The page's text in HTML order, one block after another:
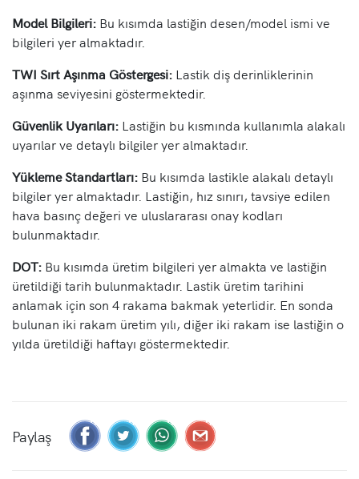
Model Bilgileri: Bu kısımda lastiğin desen/model ismi ve
bilgileri yer almaktadır.
TWI Sırt Aşınma Göstergesi: Lastik diş derinliklerinin
aşınma seviyesini göstermektedir.
Güvenlik Uyarıları: Lastiğin bu kısmında kullanımla alakalı
uyarılar ve detaylı bilgiler yer almaktadır.
Yükleme Standartları: Bu kısımda lastikle alakalı detaylı
bilgiler yer almaktadır. Lastiğin, hız sınırı, tavsiye edilen
hava basınç değeri ve uluslararası onay kodları
bulunmaktadır.
DOT: Bu kısımda üretim bilgileri yer almakta ve lastiğin
üretildiği tarih bulunmaktadır. Lastik üretim tarihini
anlamak için son 4 rakama bakmak yeterlidir. En sonda
bulunan iki rakam üretim yılı, diğer iki rakam ise lastiğin o
yılda üretildiği haftayı göstermektedir.
Paylaş